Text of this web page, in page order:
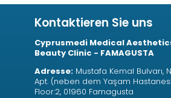
Kontaktieren Sie uns
Cyprusmedi Medical
Beauty Clinic - FAMAGUSTA
Adresse: Mustafa Kemal Bulvarı,
Apt. (neben dem Yaşam
Floor:2, 01960 Famagusta